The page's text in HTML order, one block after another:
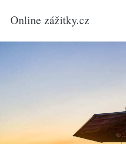
Online zážitky.cz